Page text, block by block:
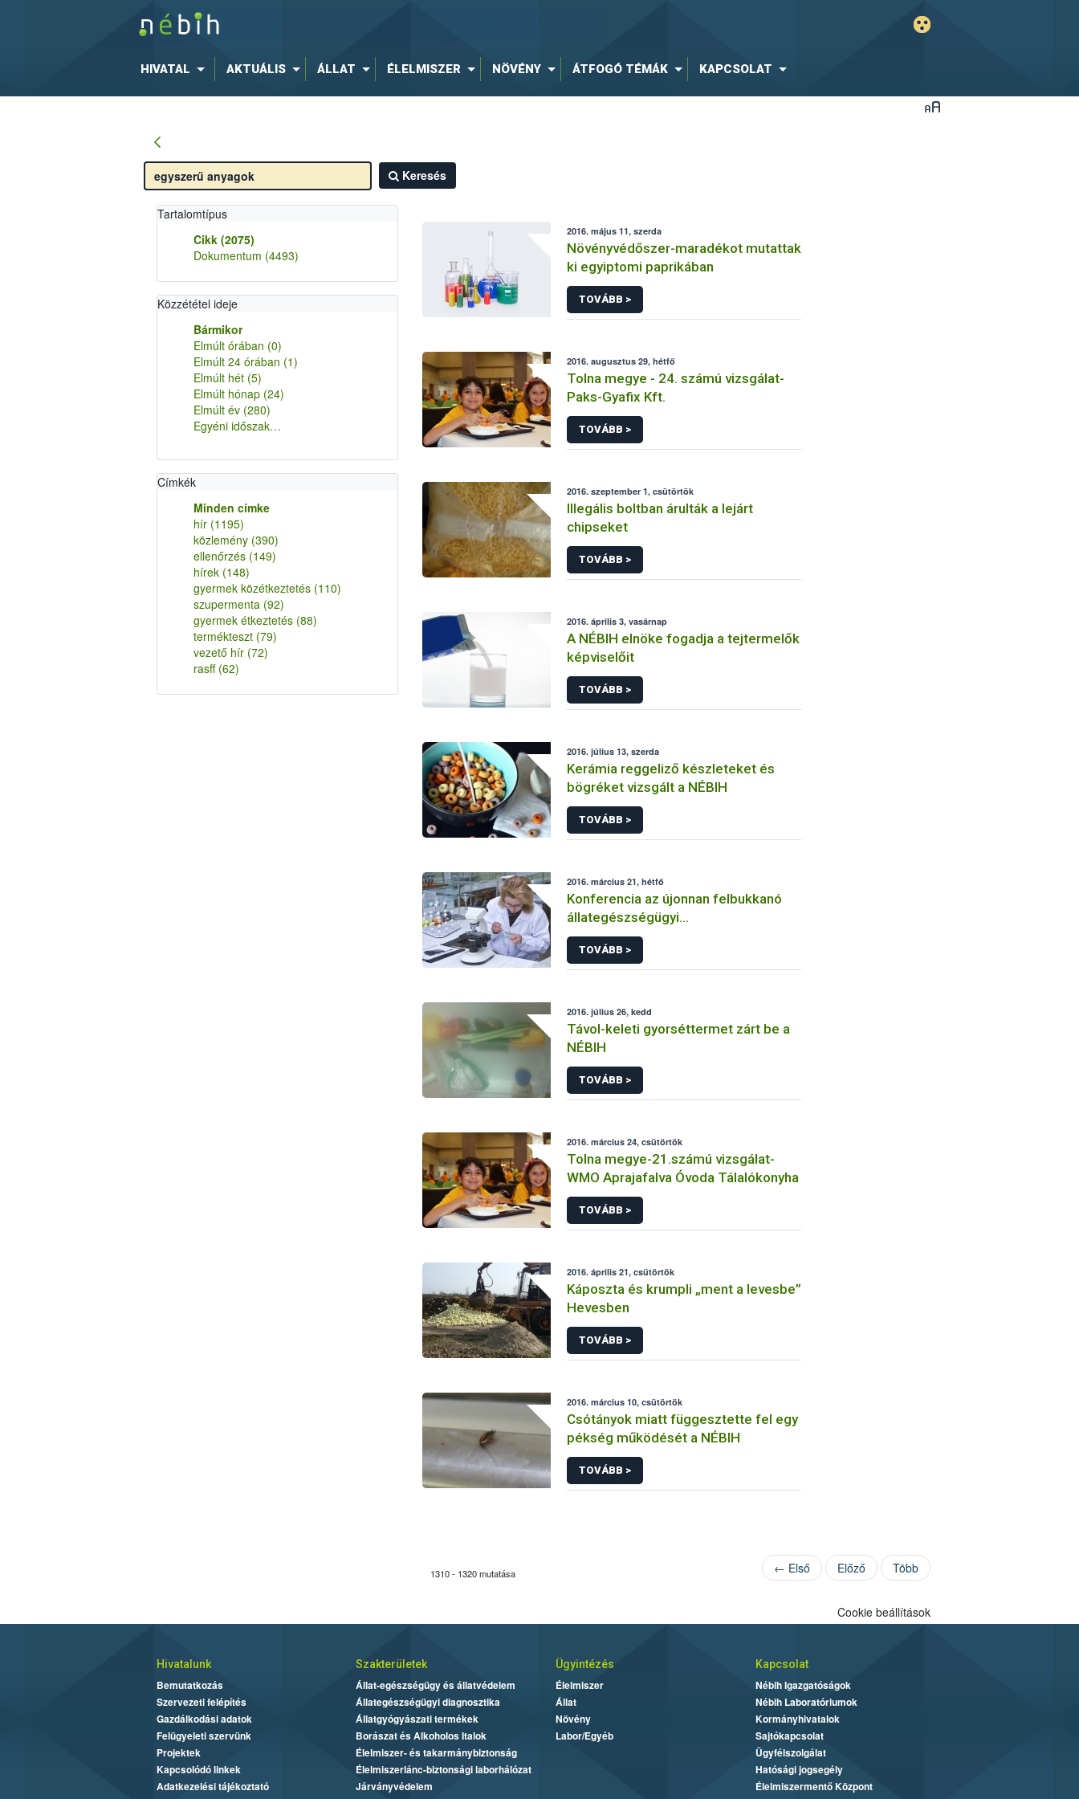
HIVATAL AKTUÁLIS ÁLLAT ÉLELMISZER NÖVÉNY ÁTFOGÓ TÉMÁK KAPCSOLAT
Keresés
Tartalomtípus
Cikk (2075)
Dokumentum (4493)
Közzététel ideje
Bármikor
Elmúlt órában (0)
Elmúlt 24 órában (1)
Elmúlt hét (5)
Elmúlt hónap (24)
Elmúlt év (280)
Egyéni időszak…
Címkék
Minden címke
hír (1195)
közlemény (390)
ellenőrzés (149)
hírek (148)
gyermek közétkeztetés (110)
szupermenta (92)
gyermek étkeztetés (88)
termékteszt (79)
vezető hír (72)
rasff (62)
2016. május 11, szerda
Növényvédőszer-maradékot mutattak
ki egyiptomi paprikában
TOVÁBB >
2016. augusztus 29, hétfő
Tolna megye - 24. számú vizsgálat-
Paks-Gyafix Kft.
TOVÁBB >
2016. szeptember 1, csütörtök
Illegális boltban árulták a lejárt
chipseket
TOVÁBB >
2016. április 3, vasárnap
A NÉBIH elnöke fogadja a tejtermelők
képviselőit
TOVÁBB >
2016. július 13, szerda
Kerámia reggeliző készleteket és
bögréket vizsgált a NÉBIH
TOVÁBB >
2016. március 21, hétfő
Konferencia az újonnan felbukkanó
állategészségügyi
megbetegedésekről
TOVÁBB >
2016. július 26, kedd
Távol-keleti gyorséttermet zárt be a
NÉBIH
TOVÁBB >
2016. március 24, csütörtök
Tolna megye-21.számú vizsgálat-
WMO Aprajafalva Óvoda Tálalókonyha
TOVÁBB >
2016. április 21, csütörtök
Káposzta és krumpli „ment a levesbe”
Hevesben
TOVÁBB >
2016. március 10, csütörtök
Csótányok miatt függesztette fel egy
pékség működését a NÉBIH
TOVÁBB >
1310 - 1320 mutatása ← Első Előző Több
Cookie beállítások
Hivatalunk
Bemutatkozás
Szervezeti felépítés
Gazdálkodási adatok
Felügyeleti szervünk
Projektek
Kapcsolódó linkek
Adatkezelési tájékoztató
Szakterületek
Állat-egészségügy és állatvédelem
Állategészségügyi diagnosztika
Állatgyógyászati termékek
Borászat és Alkoholos Italok
Élelmiszer- és takarmánybiztonság
Élelmiszerlánc-biztonsági laborhálózat
Járványvédelem
Ügyintézés
Élelmiszer
Állat
Növény
Labor/Egyéb
Kapcsolat
Nébih Igazgatóságok
Nébih Laboratóriumok
Kormányhivatalok
Sajtókapcsolat
Ügyfélszolgálat
Hatósági jogsegély
Élelmiszermentő Központ